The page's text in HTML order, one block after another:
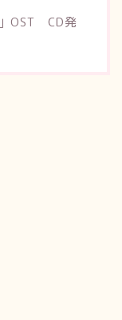
OST CD発